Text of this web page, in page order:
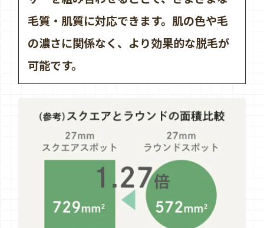
毛質・肌質に対応できます。肌の色や毛
の濃さに関係なく、より効果的な脱毛が
可能です。